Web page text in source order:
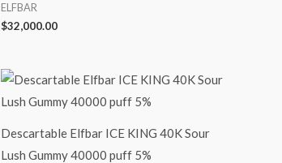
ELFBAR
$32,000.00
Descartable Elfbar ICE KING 40K Sour
Lush Gummy 40000 puff 5%